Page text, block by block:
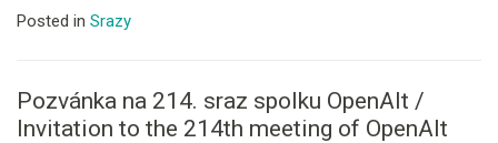
Posted in Srazy
Pozvánka na 214. sraz spolku OpenAlt /
Invitation to the 214th meeting of OpenAlt